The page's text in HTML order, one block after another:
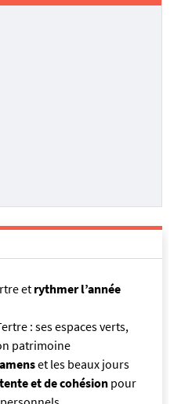
et rythmer l’année
: ses espaces verts,
patrimoine
et les beaux jours
et de cohésion pour